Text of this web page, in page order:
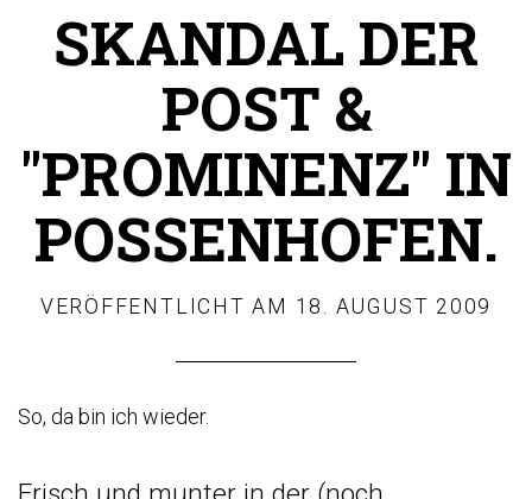
SKANDAL DER
POST &
"PROMINENZ" IN
POSSENHOFEN.
VERÖFFENTLICHT AM 18. AUGUST 2009
So, da bin ich wieder.